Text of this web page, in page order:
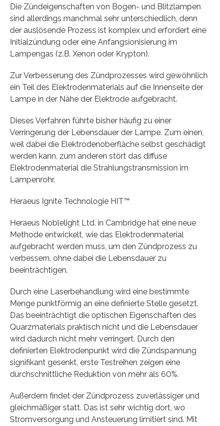
Die Zündeigenschaften von Bogen- und Blitzlampen
sind allerdings manchmal sehr unterschiedlich, denn
der auslösende Prozess ist komplex und erfordert eine
Initialzündung oder eine Anfangsionisierung im
Lampengas (z.B. Xenon oder Krypton).
Zur Verbesserung des Zündprozesses wird gewöhnlich
ein Teil des Elektrodenmaterials auf die Innenseite der
Lampe in der Nähe der Elektrode aufgebracht.
Dieses Verfahren führte bisher häufig zu einer
Verringerung der Lebensdauer der Lampe. Zum einen,
weil dabei die Elektrodenoberfläche selbst geschädigt
werden kann, zum anderen stört das diffuse
Elektrodenmaterial die Strahlungstransmission im
Lampenrohr.
Heraeus Ignite Technologie HIT™
Heraeus Noblelight Ltd. in Cambridge hat eine neue
Methode entwickelt, wie das Elektrodenmaterial
aufgebracht werden muss, um den Zündprozess zu
verbessern, ohne dabei die Lebensdauer zu
beeinträchtigen.
Durch eine Laserbehandlung wird eine bestimmte
Menge punktförmig an eine definierte Stelle gesetzt.
Das beeinträchtigt die optischen Eigenschaften des
Quarzmaterials praktisch nicht und die Lebensdauer
wird dadurch nicht mehr verringert. Durch den
definierten Elektrodenpunkt wird die Zündspannung
signifikant gesenkt, erste Testreihen zeigen eine
durchschnittliche Reduktion von mehr als 60%.
Außerdem findet der Zündprozess zuverlässiger und
gleichmäßiger statt. Das ist sehr wichtig dort, wo
Stromversorgung und Ansteuerung limitiert sind. Mit